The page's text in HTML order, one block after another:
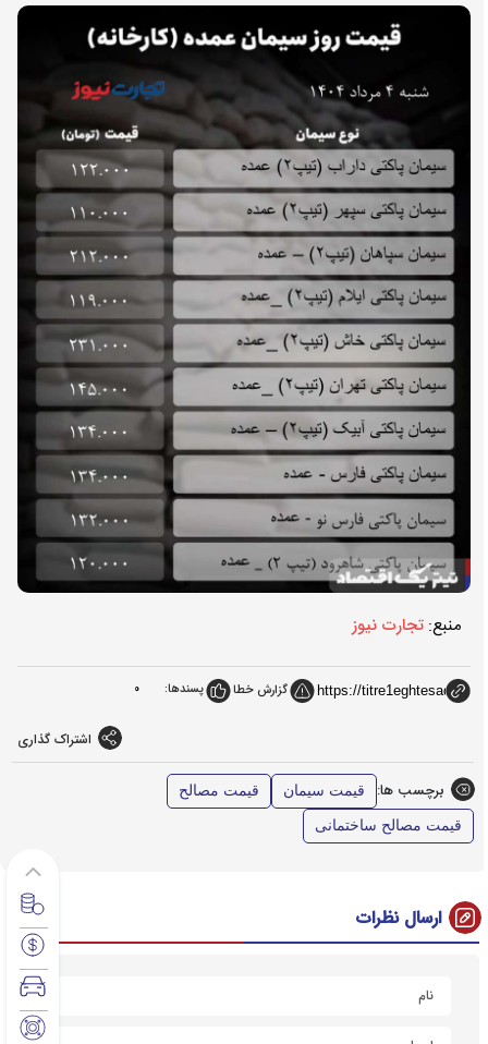
منبع: تجارت نیوز
گزارش خطا پسندها: 0
اشتراک گذاری
برچسب ها: قیمت سیمان قیمت مصالح
قیمت مصالح ساختمانی
ارسال نظرات